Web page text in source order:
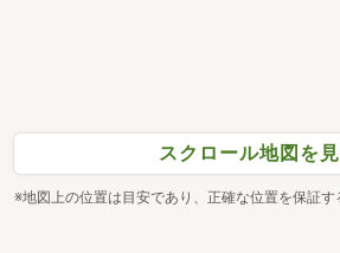
スクロール地図を
※地図上の位置は目安であり、正確な位置を保証す